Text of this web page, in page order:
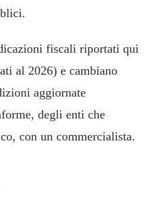
fiscali riportati qui
al 2026) e cambiano
aggiornate
degli enti che
con un commercialista.